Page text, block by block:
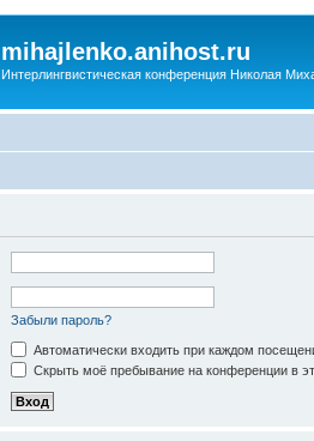
mihajlenko.anihost.ru
Интерлингвистическая конференция Николая
Забыли пароль?
Автоматически входить при каждом
Скрыть моё пребывание на конференции в